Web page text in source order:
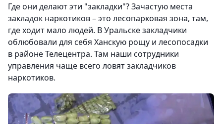
Где они делают эти "закладки"? Зачастую места
закладок наркотиков – это лесопарковая зона, там,
где ходит мало людей. В Уральске закладчики
облюбовали для себя Ханскую рощу и лесопосадки
в районе Телецентра. Там наши сотрудники
управления чаще всего ловят закладчиков
наркотиков.